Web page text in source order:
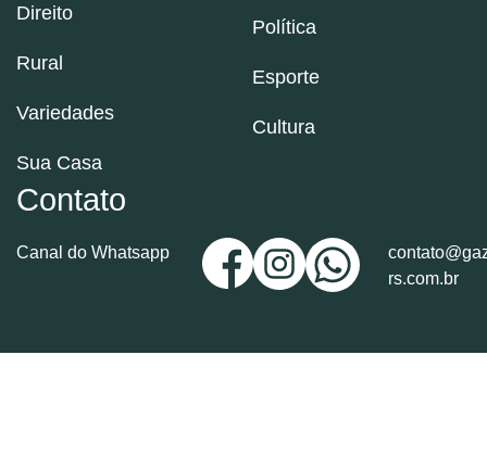
Direito
Rural
Variedades
Sua Casa
Política
Esporte
Cultura
Contato
Canal do Whatsapp
rs.com.br